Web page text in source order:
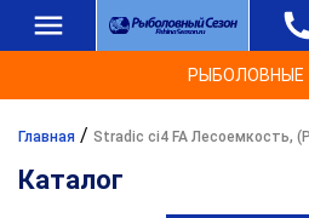
РЫБОЛОВНЫЕ
Главная / Stradic ci4 FA Лесоемкость,
Каталог